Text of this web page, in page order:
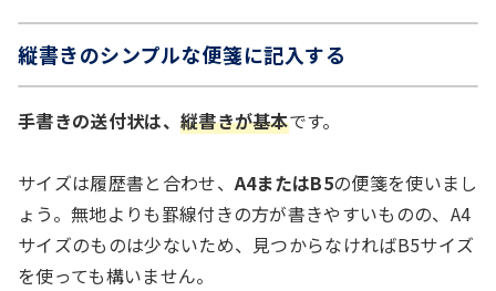
縦書きのシンプルな便箋に記入する
手書きの送付状は、 縦書きが基本です。
サイズは履歴書と合わせ、A4またはB5の便箋を使いまし
ょう。無地よりも罫線付きの方が書きやすいものの、A4
サイズのものは少ないため、見つからなければB5サイズ
を使っても構いません。